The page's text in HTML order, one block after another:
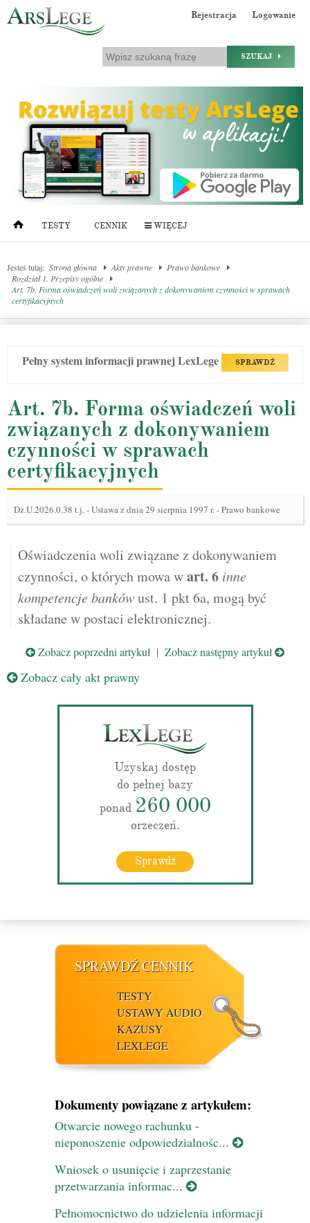
Rejestracja Logowanie
SZUKAJ
TESTY CENNIK WIĘCEJ
Jesteś tutaj: Strona główna Akty prawne
Prawo bankowe
Rozdział 1. Przepisy ogólne
Art. 7b. Forma oświadczeń woli związanych z dokonywaniem czynności w sprawach
certyfikacyjnych
Pełny system informacji prawnej LexLege SPRAWDŹ
Art. 7b. Forma oświadczeń woli
związanych z dokonywaniem
czynności w sprawach
certyfikacyjnych
Dz.U.2026.0.38 t.j.-Ustawa z dnia 29 sierpnia 1997 r. - Prawo bankowe
Oświadczenia woli związane z dokonywaniem
czynności, o których mowa wart. 6 inne
kompetencje bankówust. 1 pkt 6a, mogą być
składane w postaci elektronicznej.
Zobacz poprzedni artykuł | Zobacz następny artykuł
Zobacz cały akt prawny
Uzyskaj dostęp
do pełnej bazy
ponad 260 000
orzeczeń.
Sprawdź
SPRAWDŹ CENNIK
TESTY
USTAWY AUDIO
KAZUSY
LEXLEGE
Dokumenty powiązane z artykułem:
Otwarcie nowego rachunku -
nieponoszenie odpowiedzialnośc...
Wniosek o usunięcie i zaprzestanie
przetwarzania informac...
Pełnomocnictwo do udzielenia informacji